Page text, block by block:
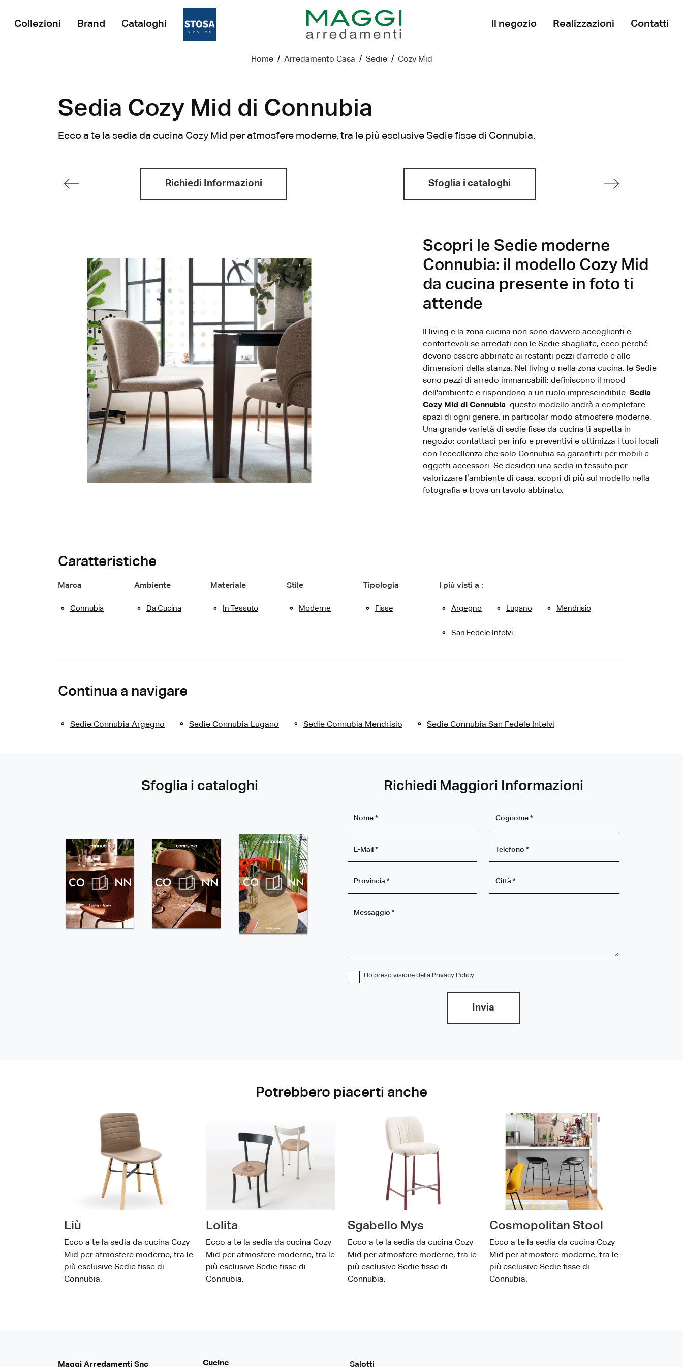
Collezioni Brand Cataloghi Il negozio Realizzazioni Contatti
Home / Arredamento Casa / Sedie / Cozy Mid
Sedia Cozy Mid di Connubia
Ecco a te la sedia da cucina Cozy Mid per atmosfere moderne, tra le più esclusive Sedie fisse di Connubia.
Richiedi Informazioni Sfoglia i cataloghi
Scopri le Sedie moderne
Connubia: il modello Cozy Mid
da cucina presente in foto ti
attende
Il living e la zona cucina non sono davvero accoglienti e
confortevoli se arredati con le Sedie sbagliate, ecco perché
devono essere abbinate ai restanti pezzi d'arredo e alle
dimensioni della stanza. Nel living o nella zona cucina, le Sedie
sono pezzi di arredo immancabili: definiscono il mood
dell'ambiente e rispondono a un ruolo imprescindibile. Sedia
Cozy Mid di Connubia: questo modello andrà a completare
spazi di ogni genere, in particolar modo atmosfere moderne.
Una grande varietà di sedie fisse da cucina ti aspetta in
negozio: contattaci per info e preventivi e ottimizza i tuoi locali
con l'eccellenza che solo Connubia sa garantirti per mobili e
oggetti accessori. Se desideri una sedia in tessuto per
valorizzare l’ambiente di casa, scopri di più sul modello nella
fotografia e trova un tavolo abbinato.
Caratteristiche
Marca
Connubia
Ambiente
Da Cucina
Materiale
In Tessuto
Stile
Moderne
Tipologia
Fisse
I più visti a :
Argegno Lugano Mendrisio
San Fedele Intelvi
Continua a navigare
Sedie Connubia Argegno Sedie Connubia Lugano Sedie Connubia Mendrisio Sedie Connubia San Fedele Intelvi
Sfoglia i cataloghi Richiedi Maggiori Informazioni
Ho preso visione della Privacy Policy
Invia
Potrebbero piacerti anche
Liù
Ecco a te la sedia da cucina Cozy
Mid per atmosfere moderne, tra le
più esclusive Sedie fisse di
Connubia.
Lolita
Ecco a te la sedia da cucina Cozy
Mid per atmosfere moderne, tra le
più esclusive Sedie fisse di
Connubia.
Sgabello Mys
Ecco a te la sedia da cucina Cozy
Mid per atmosfere moderne, tra le
più esclusive Sedie fisse di
Connubia.
Cosmopolitan Stool
Ecco a te la sedia da cucina Cozy
Mid per atmosfere moderne, tra le
più esclusive Sedie fisse di
Connubia.
Maggi Arredamenti Snc Cucine Salotti